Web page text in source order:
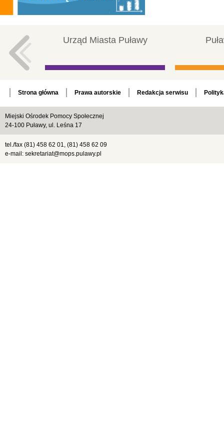
Urząd Miasta Puławy
Strona główna Prawa autorskie Redakcja serwisu
Miejski Ośrodek Pomocy Społecznej
24-100 Puławy, ul. Leśna 17
tel./fax (81) 458 62 01, (81) 458 62 09
e-mail: sekretariat@mops.pulawy.pl